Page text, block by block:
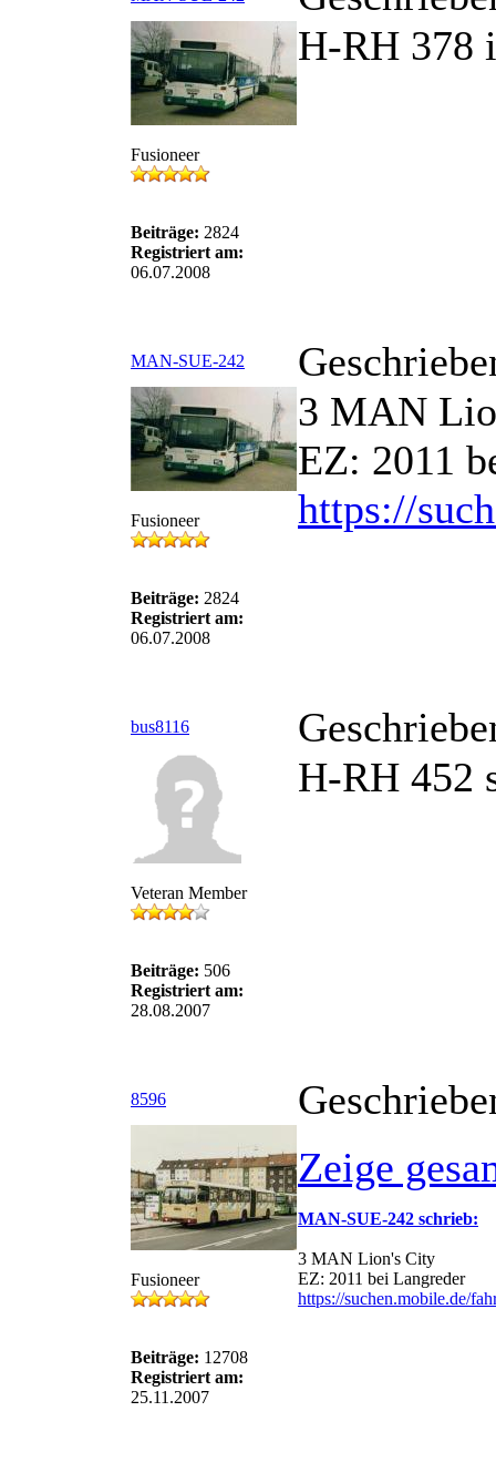
Fusioneer
Beiträge: 2824
Registriert am:
06.07.2008
H-RH 378
MAN-SUE-242
Fusioneer
Beiträge: 2824
Registriert am:
06.07.2008
3 MAN
EZ: 2011
https://
bus8116
Veteran Member
Beiträge: 506
Registriert am:
28.08.2007
H-RH 452
8596
Fusioneer
Beiträge: 12708
Registriert am:
25.11.2007
Zeige
MAN-SUE-242 schrieb:
3 MAN Lion's City
EZ: 2011 bei Langreder
https://suchen.mobile.de/